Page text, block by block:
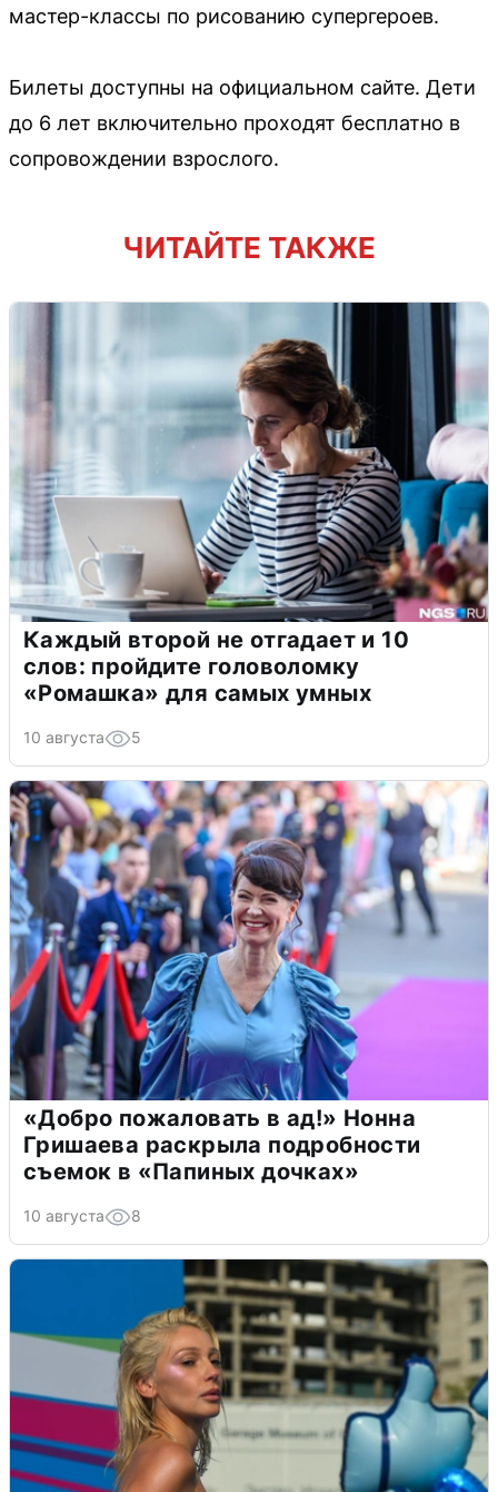
мастер-классы по рисованию супергероев.
Билеты доступны на официальном сайте. Дети
до 6 лет включительно проходят бесплатно в
сопровождении взрослого.
ЧИТАЙТЕ ТАКЖЕ
Каждый второй не отгадает и 10
слов: пройдите головоломку
«Ромашка» для самых умных
10 августа 5
«Добро пожаловать в ад!» Нонна
Гришаева раскрыла подробности
съемок в «Папиных дочках»
10 августа 8